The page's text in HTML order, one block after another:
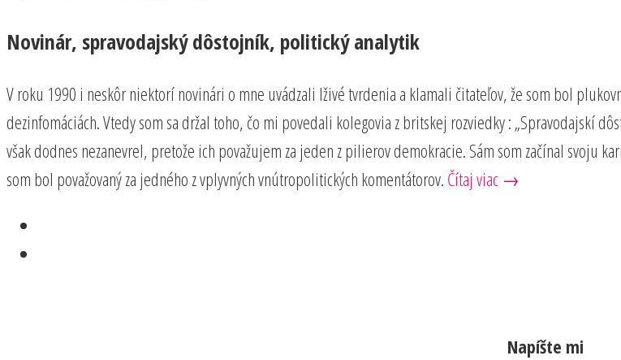
Novinár, spravodajský dôstojník, politický analytik
V roku 1990 i neskôr niektorí novinári o mne uvádzali lživé tvrdenia a klamali čitateľov, že som bol
dezinfomáciách. Vtedy som sa držal toho, čo mi povedali kolegovia z britskej rozviedky : „Spravodajskí
však dodnes nezanevrel, pretože ich považujem za jeden z pilierov demokracie. Sám som začínal svoju
som bol považovaný za jedného z vplyvných vnútropolitických komentátorov. Čítaj viac →
Napíšte mi